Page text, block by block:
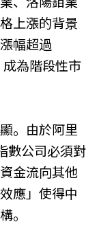
上漲的背景
幅超過
為階段性市
。由於阿里
數公司必須對
金流向其他
應」使得中
。